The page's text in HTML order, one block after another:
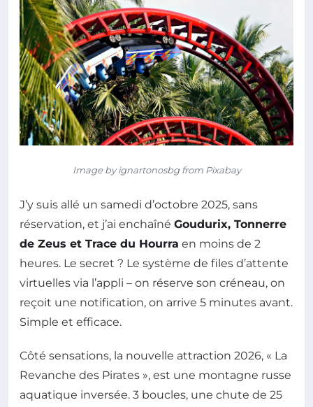
Image by ignartonosbg from Pixabay
J’y suis allé un samedi d’octobre 2025, sans
réservation, et j’ai enchaîné Goudurix, Tonnerre
de Zeus et Trace du Hourra en moins de 2
heures. Le secret ? Le système de files d’attente
virtuelles via l’appli – on réserve son créneau, on
reçoit une notification, on arrive 5 minutes avant.
Simple et efficace.
Côté sensations, la nouvelle attraction 2026, « La
Revanche des Pirates », est une montagne russe
aquatique inversée. 3 boucles, une chute de 25